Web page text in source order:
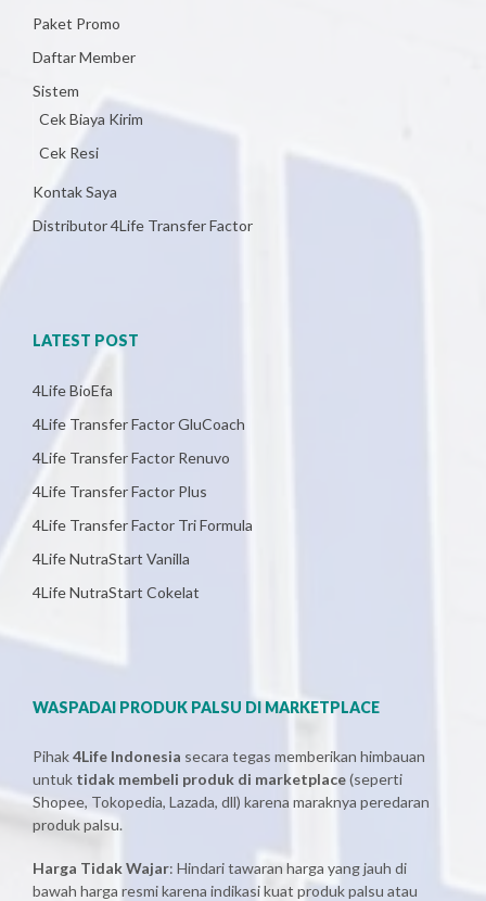
Paket Promo
Daftar Member
Sistem
Cek Biaya Kirim
Cek Resi
Kontak Saya
Distributor 4Life Transfer Factor
LATEST POST
4Life BioEfa
4Life Transfer Factor GluCoach
4Life Transfer Factor Renuvo
4Life Transfer Factor Plus
4Life Transfer Factor Tri Formula
4Life NutraStart Vanilla
4Life NutraStart Cokelat
WASPADAI PRODUK PALSU DI MARKETPLACE
Pihak4Life Indonesia secara tegas memberikan himbauan
untuk tidak membeli produk di marketplace(seperti
Shopee, Tokopedia, Lazada, dll) karena maraknya peredaran
produk palsu.
Harga Tidak Wajar: Hindari tawaran harga yang jauh di
bawah harga resmi karena indikasi kuat produk palsu atau